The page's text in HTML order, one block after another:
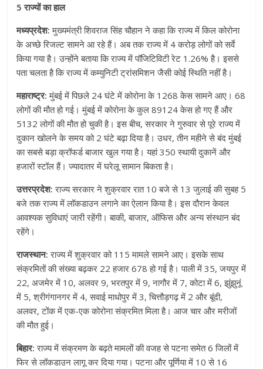
5 राज्यों का हाल
मध्यप्रदेश: मुख्यमंत्री शिवराज सिंह चौहान ने कहा कि राज्य में किल कोरोना
के अच्छे रिजल्ट सामने आ रहे हैं। अब तक राज्य में 4 करोड़ लोगों को सर्वे
किया गया है। उन्होंने बताया कि राज्य में पॉजिटिविटी रेट 1.26% है। इससे
पता चलता है कि राज्य में कम्युनिटी ट्रांसमिशन जैसी कोई स्थिति नहीं है।
महाराष्ट्र: मुंबई में पिछले 24 घंटे में कोरोना के 1268 केस सामने आए। 68
लोगों की मौत हो गई। मुंबई में कोरोना के कुल 89124 केस हो गए हैं और
5132 लोगों की मौत हो चुकी है। इस बीच, सरकार ने गुरुवार से पूरे राज्य में
दुकान खोलने के समय को 2 घंटे बढ़ा दिया है। उधर, तीन महीने से बंद मुंबई
का सबसे बड़ा क्रॉफर्ड बाजार खुल गया है। यहां 350 स्थायी दुकानें और
हजारों स्टॉल हैं। ज्यादातर में घरेलू सामान बिकता है।
उत्तरप्रदेश:राज्य सरकार ने शुक्रवार रात 10 बजे से 13 जुलाई की सुबह 5
बजे तक राज्य में लॉकडाउन लगाने का ऐलान किया है। इस दौरान केवल
आवश्यक सुविधाएं जारी रहेंगी। बाकी, बाजार, ऑफिस और अन्य संस्थान बंद
रहेंगे।
राजस्थान:राज्य में शुक्रवार को 115 मामले सामने आए। इसके साथ
संक्रमितों की संख्या बढ़कर 22 हजार 678 हो गई है। पाली में 35, जयपुर में
22, अजमेर में 10, अलवर 9, भरतपुर में 9, नागौर में 7, कोटा में 6, झुंझुनूं
में 5, श्रीगंगानगर में 4, सवाई माधोपुर में 3, चित्तौड़गढ़ में 2 और बूंदी,
अलवर, टोंक में एक-एक कोरोना संक्रमित मिला है। आज चार और मरीजों
की मौत हुई।
बिहार: राज्य में संक्रमण के बढ़ते मामलों की वजह से पटना समेत 6 जिलों में
फिर से लॉकडाउन लागू कर दिया गया। पटना और पूर्णिया में 10 से 16